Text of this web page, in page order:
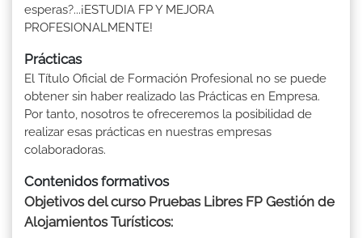
esperas?...¡ESTUDIA FP Y MEJORA
PROFESIONALMENTE!
Prácticas
El Título Oficial de Formación Profesional no se puede
obtener sin haber realizado las Prácticas en Empresa.
Por tanto, nosotros te ofreceremos la posibilidad de
realizar esas prácticas en nuestras empresas
colaboradoras.
Contenidos formativos
Objetivos del curso Pruebas Libres FP Gestión de
Alojamientos Turísticos: